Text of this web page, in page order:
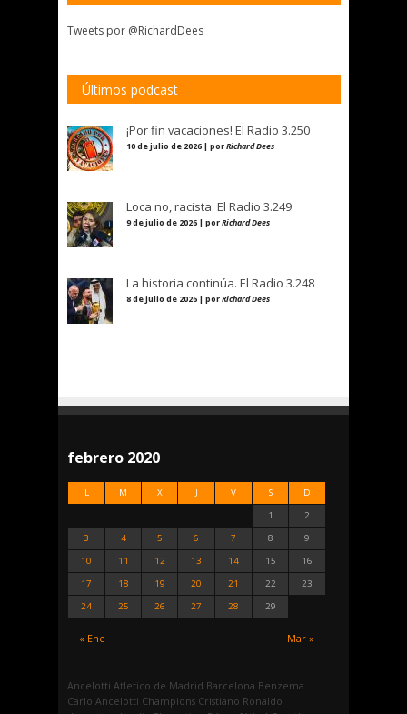
Tweets por @RichardDees
Últimos podcast
¡Por fin vacaciones! El Radio 3.250
10 de julio de 2026 | porRichard Dees
Loca no, racista. El Radio 3.249
9 de julio de 2026 | porRichard Dees
La historia continúa. El Radio 3.248
8 de julio de 2026 | porRichard Dees
febrero 2020
L M X J V S D
« Ene Mar »
1
2
3
4 5 6 7 8
9
10
11 12 13 14 15
16
17
18 19 20 21 22
23
24
25 26 27 28 29
Ancelotti Atletico de Madrid Barcelona Benzema
Carlo Ancelotti Champions Cristiano Ronaldo